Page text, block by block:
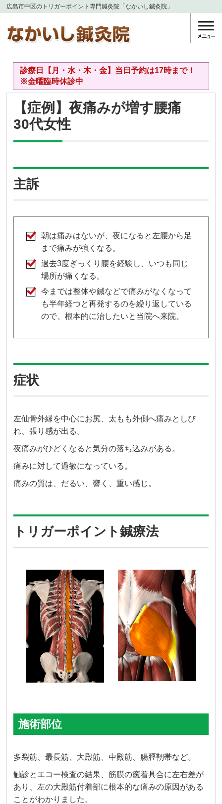
広島市中区のトリガーポイント専門鍼灸院「なかいし鍼灸院」
診療日【月・水・木・金】当日予約は17時まで！
※金曜臨時休診中
【症例】夜痛みが増す腰痛
30代女性
主訴
朝は痛みはないが、夜になると左腰から足
まで痛みが強くなる。
過去3度ぎっくり腰を経験し、いつも同じ
場所が痛くなる。
今までは整体や鍼などで痛みがなくなって
も半年経つと再発するのを繰り返している
ので、根本的に治したいと当院へ来院。
症状
左仙骨外縁を中心にお尻、太もも外側へ痛みとしび
れ、張り感が出る。
夜痛みがひどくなると気分の落ち込みがある。
痛みに対して過敏になっている。
痛みの質は、だるい、響く、重い感じ。
トリガーポイント鍼療法
施術部位
多裂筋、最長筋、大殿筋、中殿筋、腸脛靭帯など。
触診とエコー検査の結果、筋膜の癒着具合に左右差が
あり、左の大殿筋付着部に根本的な痛みの原因がある
ことがわかりました。